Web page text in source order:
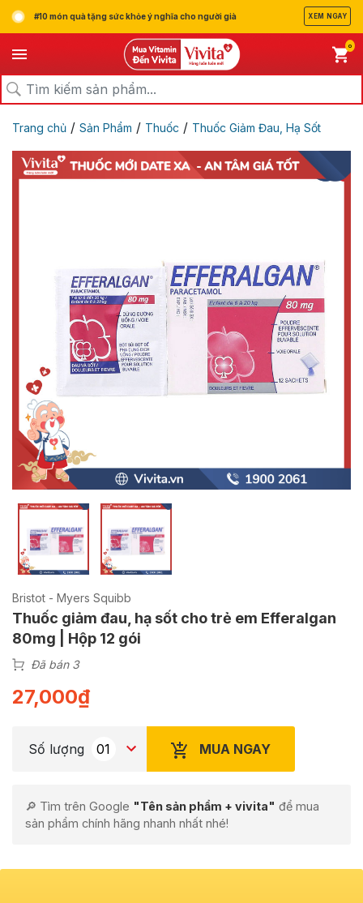
#10 món quà tặng sức khỏe ý nghĩa cho người già XEM NGAY
0
Trang chủ / Sản Phẩm / Thuốc / Thuốc Giảm Đau, Hạ Sốt
Bristot - Myers Squibb
Thuốc giảm đau, hạ sốt cho trẻ em Efferalgan
80mg | Hộp 12 gói
Đã bán 3
27,000₫
Số lượng MUA NGAY
🔎 Tìm trên Google "Tên sản phẩm + vivita" để mua
sản phẩm chính hãng nhanh nhất nhé!